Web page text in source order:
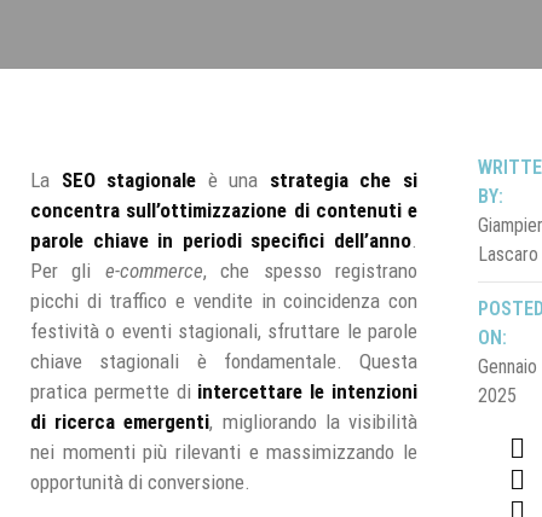
La SEO stagionale è una strategia che si
concentra sull’ottimizzazione di contenuti e
parole chiave in periodi specifici dell’anno
Per gli e-commerce, che spesso registrano
picchi di traffico e vendite in coincidenza con
festività o eventi stagionali, sfruttare le parole
chiave stagionali è fondamentale. Questa
pratica permette di intercettare le intenzioni
di ricerca emergenti, migliorando la visibilità
nei momenti più rilevanti e massimizzando le
opportunità di conversione.
BY:
Lascaro
ON:
2025